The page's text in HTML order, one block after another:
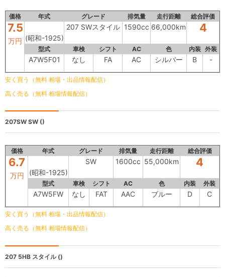
価格 年式 グレード 排気量 走行距離 総合評価
7.5
万円 (昭和-1925)
207 SWスタイル 1590cc 66,000km 4
型式 車検 シフト AC 色 内装 外装
A7W5F01 なし FA AC シルバー B -
安く買う（無料 相場・出品情報配信）
高く売る（無料 相場情報配信）
207SW SW ()
価格 年式 グレード 排気量 走行距離 総合評価
6.7
万円 (昭和-1925)
SW 1600cc 55,000km 4
型式 車検 シフト AC 色 内装 外装
A7W5FW なし FAT AAC ブルー D C
安く買う（無料 相場・出品情報配信）
高く売る（無料 相場情報配信）
207 5HB スタイル ()